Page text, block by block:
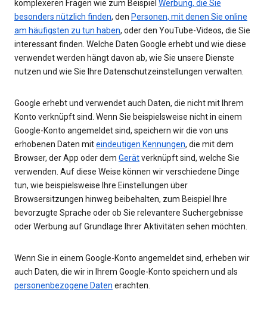
komplexeren Fragen wie zum Beispiel Werbung, die Sie
besonders nützlich finden, den Personen, mit denen Sie online
am häufigsten zu tun haben, oder den YouTube-Videos, die Sie
interessant finden. Welche Daten Google erhebt und wie diese
verwendet werden hängt davon ab, wie Sie unsere Dienste
nutzen und wie Sie Ihre Datenschutzeinstellungen verwalten.
Google erhebt und verwendet auch Daten, die nicht mit Ihrem
Konto verknüpft sind. Wenn Sie beispielsweise nicht in einem
Google-Konto angemeldet sind, speichern wir die von uns
erhobenen Daten miteindeutigen Kennungen, die mit dem
Browser, der App oder dem Gerätverknüpft sind, welche Sie
verwenden. Auf diese Weise können wir verschiedene Dinge
tun, wie beispielsweise Ihre Einstellungen über
Browsersitzungen hinweg beibehalten, zum Beispiel Ihre
bevorzugte Sprache oder ob Sie relevantere Suchergebnisse
oder Werbung auf Grundlage Ihrer Aktivitäten sehen möchten.
Wenn Sie in einem Google-Konto angemeldet sind, erheben wir
auch Daten, die wir in Ihrem Google-Konto speichern und als
personenbezogene Daten erachten.